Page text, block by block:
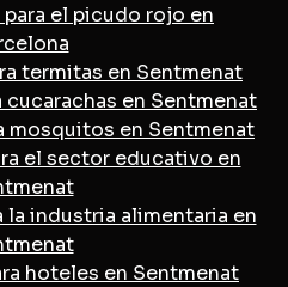
el picudo rojo en
termitas en Sentmenat
en Sentmenat
mosquitos en Sentmenat
el sector educativo en
la industria alimentaria en
hoteles en Sentmenat